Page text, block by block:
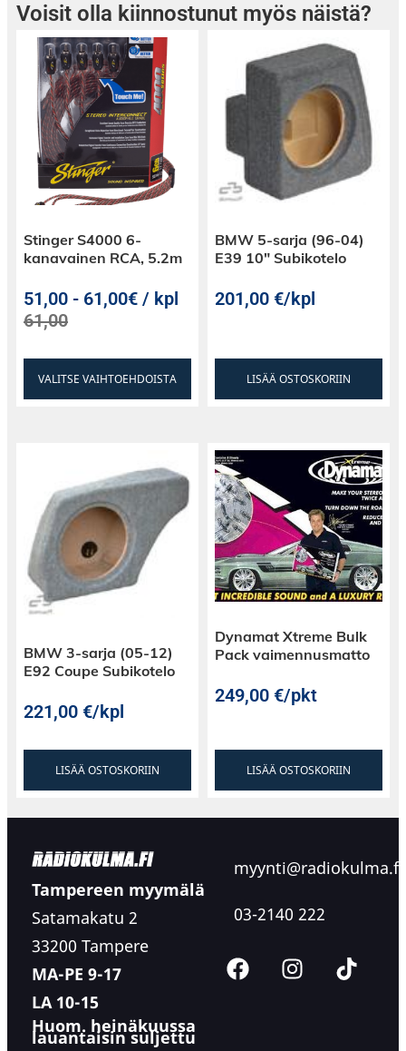
Voisit olla kiinnostunut myös näistä?
Stinger S4000 6-
kanavainen RCA, 5.2m
51,00 - 61,00€ / kpl
61,00
VALITSE VAIHTOEHDOISTA
BMW 5-sarja (96-04)
E39 10″ Subikotelo
201,00€/kpl
LISÄÄ OSTOSKORIIN
BMW 3-sarja (05-12)
E92 Coupe Subikotelo
221,00€/kpl
LISÄÄ OSTOSKORIIN
Dynamat Xtreme Bulk
Pack vaimennusmatto
249,00€/pkt
LISÄÄ OSTOSKORIIN
Tampereen myymälä
Satamakatu 2
33200 Tampere
MA-PE 9-17
LA 10-15
Huom. heinäkuussa
lauantaisin suljettu
myynti@radiokulma.fi
03-2140 222